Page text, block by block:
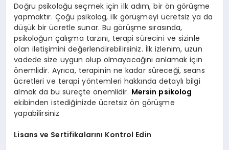
Doğru psikoloğu seçmek için ilk adım, bir ön görüşme
yapmaktır. Çoğu psikolog, ilk görüşmeyi ücretsiz ya da
düşük bir ücretle sunar. Bu görüşme sırasında,
psikoloğun çalışma tarzını, terapi sürecini ve sizinle
olan iletişimini değerlendirebilirsiniz. İlk izlenim, uzun
vadede size uygun olup olmayacağını anlamak için
önemlidir. Ayrıca, terapinin ne kadar süreceği, seans
ücretleri ve terapi yöntemleri hakkında detaylı bilgi
almak da bu süreçte önemlidir. Mersin psikolog
ekibinden istediğinizde ücretsiz ön görüşme
yapabilirsiniz
Lisans ve Sertifikalarını Kontrol Edin